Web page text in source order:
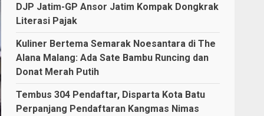
DJP Jatim-GP Ansor Jatim Kompak Dongkrak
Literasi Pajak
Kuliner Bertema Semarak Noesantara di The
Alana Malang: Ada Sate Bambu Runcing dan
Donat Merah Putih
Tembus 304 Pendaftar, Disparta Kota Batu
Perpanjang Pendaftaran Kangmas Nimas